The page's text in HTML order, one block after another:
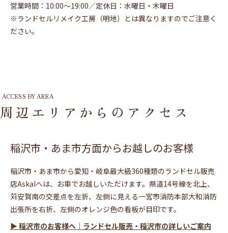
営業時間：10:00〜19:00／定休日：水曜日・木曜日
※ランドセルリメイク工房（明地）とは異なりますのでご注意く
ださい。
ACCESS BY AREA
周辺エリアからのアクセス
稲沢市・あま市方面からお越しのお客様
稲沢市・あま市から愛知・岐阜最大級360種類のランドセル販売
店Askalへは、お車でお越しいただけます。県道14号線を北上、
苅安賀南の交差点を左折、左側に見える一宮市消防本部大和消防
出張所を右折、左側のオレンジ色の看板が目印です。
▶ 稲沢市のお客様へ｜ランドセル販売・稲沢市の詳しいご案内